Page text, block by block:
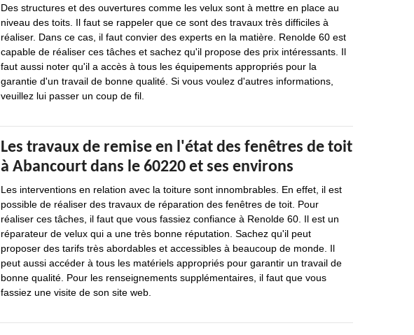
Des structures et des ouvertures comme les velux sont à mettre en place au
niveau des toits. Il faut se rappeler que ce sont des travaux très difficiles à
réaliser. Dans ce cas, il faut convier des experts en la matière. Renolde 60 est
capable de réaliser ces tâches et sachez qu'il propose des prix intéressants. Il
faut aussi noter qu'il a accès à tous les équipements appropriés pour la
garantie d'un travail de bonne qualité. Si vous voulez d'autres informations,
veuillez lui passer un coup de fil.
Les travaux de remise en l'état des fenêtres de toit
à Abancourt dans le 60220 et ses environs
Les interventions en relation avec la toiture sont innombrables. En effet, il est
possible de réaliser des travaux de réparation des fenêtres de toit. Pour
réaliser ces tâches, il faut que vous fassiez confiance à Renolde 60. Il est un
réparateur de velux qui a une très bonne réputation. Sachez qu'il peut
proposer des tarifs très abordables et accessibles à beaucoup de monde. Il
peut aussi accéder à tous les matériels appropriés pour garantir un travail de
bonne qualité. Pour les renseignements supplémentaires, il faut que vous
fassiez une visite de son site web.